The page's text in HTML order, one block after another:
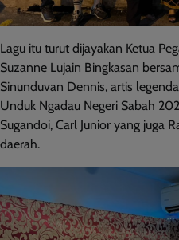
Lagu itu turut dijayakan Ketua
Suzanne Lujain Bingkasan
Sinunduvan Dennis, artis
Unduk Ngadau Negeri Sabah
Sugandoi, Carl Junior yang juga
daerah.